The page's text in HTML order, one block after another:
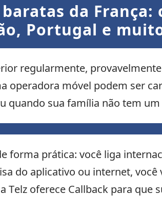
da
Portugal e
regularmente,
operadora móvel podem ser
quando sua família não tem
forma prática: você liga
do aplicativo ou internet, você
oferece Callback para que